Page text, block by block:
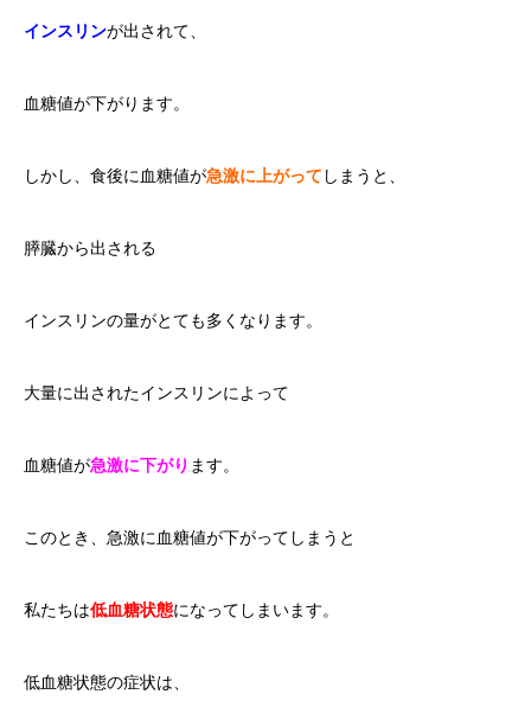
インスリンが出されて、
血糖値が下がります。
しかし、食後に血糖値が急激に上がって しまうと、
膵臓から出される
インスリンの量がとても多くなります。
大量に出されたインスリンによって
血糖値が急激に下がり ます。
このとき、急激に血糖値が下がってしまうと
私たちは低血糖状態になってしまいます。
低血糖状態の症状は、